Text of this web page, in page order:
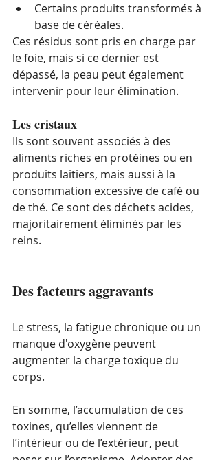
Certains produits transformés à
base de céréales.
Ces résidus sont pris en charge par
le foie, mais si ce dernier est
dépassé, la peau peut également
intervenir pour leur élimination.
Les cristaux
Ils sont souvent associés à des
aliments riches en protéines ou en
produits laitiers, mais aussi à la
consommation excessive de café ou
de thé. Ce sont des déchets acides,
majoritairement éliminés par les
reins.
Des facteurs aggravants
Le stress, la fatigue chronique ou un
manque d'oxygène peuvent
augmenter la charge toxique du
corps.
En somme, l’accumulation de ces
toxines, qu’elles viennent de
l’intérieur ou de l’extérieur, peut